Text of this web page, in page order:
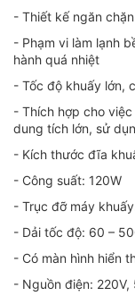
- Thiết kế ngăn
- Phạm vi làm lạnh
hành quá nhiệt
- Tốc độ khuấy lớn,
- Thích hợp cho
dung tích lớn, sử
- Kích thước đĩa
- Công suất: 120W
- Trục đỡ máy
- Dải tốc độ: 60 –
- Có màn hình hiển
- Nguồn điện: 220V,